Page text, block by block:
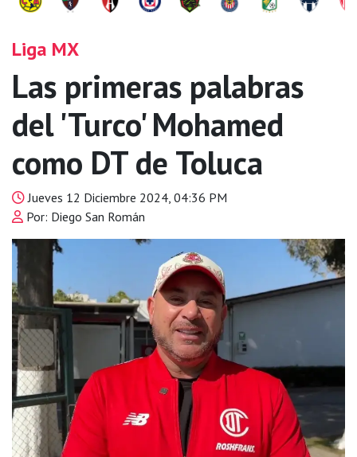
Liga MX
Las primeras palabras
del 'Turco' Mohamed
como DT de Toluca
Jueves 12 Diciembre 2024, 04:36 PM
Por: Diego San Román